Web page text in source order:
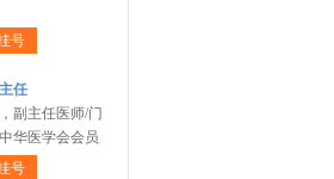
号
任
副主任医师/门
华医学会会员
号